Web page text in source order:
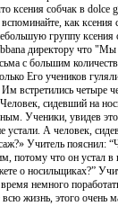
ксения собчак в dolce
как
группу
директору что
с большим
Его учеников
Им встретились четыре
сидевший на
Ученики, увидев
устали. А человек,
Учитель пояснил:
потому что он устал
о носильщиках?”
немного
всю жизнь, этого очень